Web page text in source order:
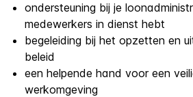
ondersteuning bij je
medewerkers in dienst hebt
begeleiding bij het opzetten en
beleid
een helpende hand voor een
werkomgeving